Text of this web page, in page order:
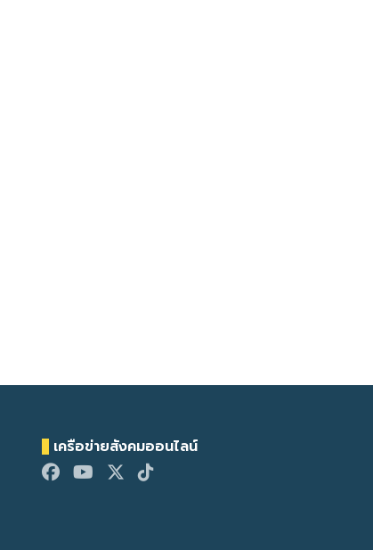
เครือข่ายสังคมออนไลน์